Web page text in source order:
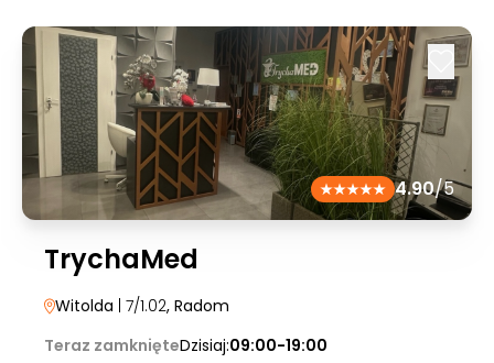
4.90/5
TrychaMed
Witolda | 7/1.02, Radom
Teraz zamknięteDzisiaj:09:00-19:00